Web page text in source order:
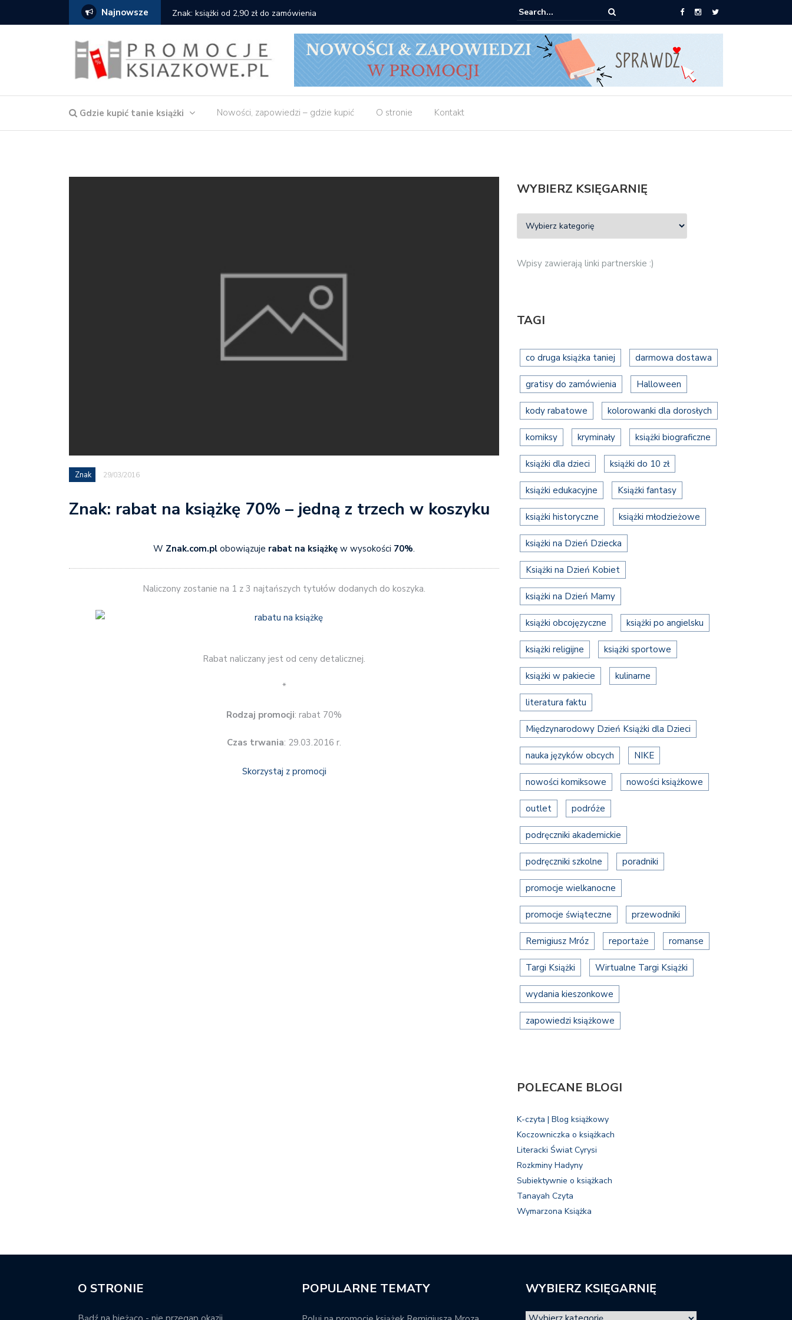
Najnowsze Znak: książki od 2,90 zł do zamówienia Matras: 10 książek za 69 zł
Gdzie kupić tanie książki Nowości, zapowiedzi – gdzie kupić O stronie Kontakt
Znak 29/03/2016
Znak: rabat na książkę 70% – jedną z trzech w koszyku
W Znak.com.pl obowiązuje rabat na książkę w wysokości 70%.
Naliczony zostanie na 1 z 3 najtańszych tytułów dodanych do koszyka.
Rabat naliczany jest od ceny detalicznej.
*
Rodzaj promocji: rabat 70%
Czas trwania: 29.03.2016 r.
Skorzystaj z promocji
WYBIERZ KSIĘGARNIĘ
Wpisy zawierają linki partnerskie :)
TAGI
co druga książka taniej darmowa dostawa
gratisy do zamówienia Halloween
kody rabatowe kolorowanki dla dorosłych
komiksy kryminały książki biograficzne
książki dla dzieci książki do 10 zł
książki edukacyjne Książki fantasy
książki historyczne książki młodzieżowe
książki na Dzień Dziecka
Książki na Dzień Kobiet
książki na Dzień Mamy
książki obcojęzyczne książki po angielsku
książki religijne książki sportowe
książki w pakiecie kulinarne
literatura faktu
Międzynarodowy Dzień Książki dla Dzieci
nauka języków obcych NIKE
nowości komiksowe nowości książkowe
outlet podróże
podręczniki akademickie
podręczniki szkolne poradniki
promocje wielkanocne
promocje świąteczne przewodniki
Remigiusz Mróz reportaże romanse
Targi Książki Wirtualne Targi Książki
wydania kieszonkowe
zapowiedzi książkowe
POLECANE BLOGI
K-czyta | Blog książkowy
Koczowniczka o książkach
Literacki Świat Cyrysi
Rozkminy Hadyny
Subiektywnie o książkach
Tanayah Czyta
Wymarzona Książka
O STRONIE POPULARNE TEMATY WYBIERZ KSIĘGARNIĘ